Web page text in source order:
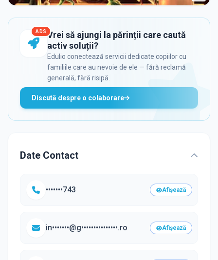
ADS Vrei să ajungi la părinții care caută
activ soluții?
Edulio conectează servicii dedicate copiilor cu
familiile care au nevoie de ele — fără reclamă
generală, fără risipă.
Discută despre o colaborare
Date Contact
•••••••743 Afișează
in•••••••@g•••••••••••••••.ro Afișează